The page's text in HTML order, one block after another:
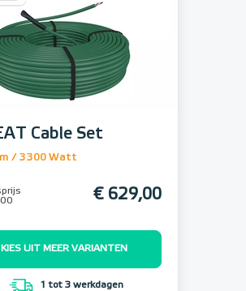
Cable Set
/ 3300 Watt
€ 629,00
KIES UIT MEER VARIANTEN
1 tot 3 werkdagen